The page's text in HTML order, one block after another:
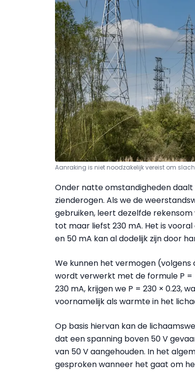
Aanraking is niet noodzakelijk vereist om
Onder natte omstandigheden
zienderogen. Als we de
gebruiken, leert dezelfde
tot maar liefst 230 mA. Het is
en 50 mA kan al dodelijk zijn door
We kunnen het vermogen
wordt verwerkt met de formule P =
230 mA, krijgen we P = 230 × 0.23,
voornamelijk als warmte in het
Op basis hiervan kan de
dat een spanning boven 50 V
van 50 V aangehouden. In het
gesproken wanneer het gaat om